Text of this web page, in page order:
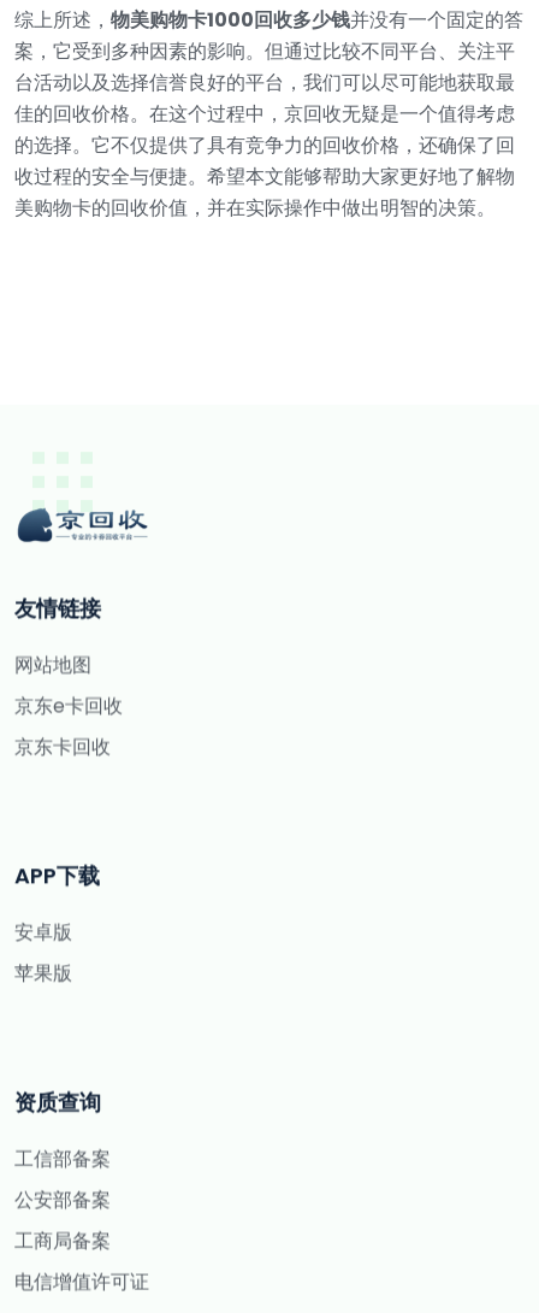
综上所述， 物美购物卡1000回收多少钱并没有一个固定的答
案，它受到多种因素的影响。但通过比较不同平台、关注平
台活动以及选择信誉良好的平台，我们可以尽可能地获取最
佳的回收价格。在这个过程中，京回收无疑是一个值得考虑
的选择。它不仅提供了具有竞争力的回收价格，还确保了回
收过程的安全与便捷。希望本文能够帮助大家更好地了解物
美购物卡的回收价值，并在实际操作中做出明智的决策。
友情链接
网站地图
京东e卡回收
京东卡回收
APP下载
安卓版
苹果版
资质查询
工信部备案
公安部备案
工商局备案
电信增值许可证